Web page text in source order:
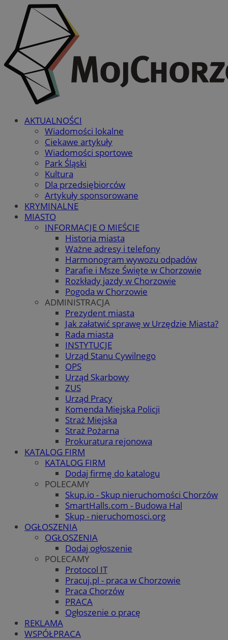
AKTUALNOŚCI
Wiadomości lokalne
Ciekawe artykuły
Wiadomości sportowe
Park Śląski
Kultura
Dla przedsiębiorców
Artykuły sponsorowane
KRYMINALNE
MIASTO
INFORMACJE O MIEŚCIE
Historia miasta
Ważne adresy i telefony
Harmonogram wywozu odpadów
Parafie i Msze Święte w Chorzowie
Rozkłady jazdy w Chorzowie
Pogoda w Chorzowie
ADMINISTRACJA
Prezydent miasta
Jak załatwić sprawę w Urzędzie Miasta?
Rada miasta
INSTYTUCJE
Urząd Stanu Cywilnego
OPS
Urząd Skarbowy
ZUS
Urząd Pracy
Komenda Miejska Policji
Straż Miejska
Straż Pożarna
Prokuratura rejonowa
KATALOG FIRM
KATALOG FIRM
Dodaj firmę do katalogu
POLECAMY
Skup.io - Skup nieruchomości Chorzów
SmartHalls.com - Budowa Hal
Skup - nieruchomosci.org
OGŁOSZENIA
OGŁOSZENIA
Dodaj ogłoszenie
POLECAMY
Protocol IT
Pracuj.pl - praca w Chorzowie
Praca Chorzów
PRACA
Ogłoszenie o pracę
REKLAMA
WSPÓŁPRACA